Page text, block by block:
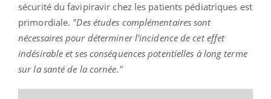
sécurité du favipiravir chez les patients pédiatriques est
primordiale. "Des études complémentaires sont
nécessaires pour déterminer l’incidence de cet effet
indésirable et ses conséquences potentielles à long terme
sur la santé de la cornée."